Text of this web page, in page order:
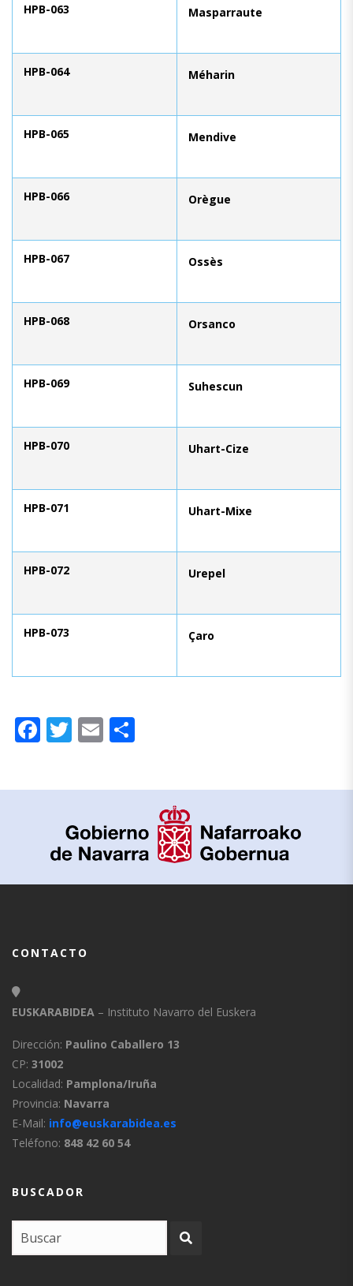
HPB-063 Masparraute
HPB-064 Méharin
HPB-065 Mendive
HPB-066 Orègue
HPB-067 Ossès
HPB-068 Orsanco
HPB-069 Suhescun
HPB-070 Uhart-Cize
HPB-071 Uhart-Mixe
HPB-072 Urepel
HPB-073 Çaro
Facebook
Twitter
Email
CONTACTO
EUSKARABIDEA – Instituto Navarro del Euskera
Dirección: Paulino Caballero 13
CP: 31002
Localidad: Pamplona/Iruña
Provincia: Navarra
E-Mail: info@euskarabidea.es
Teléfono: 848 42 60 54
BUSCADOR